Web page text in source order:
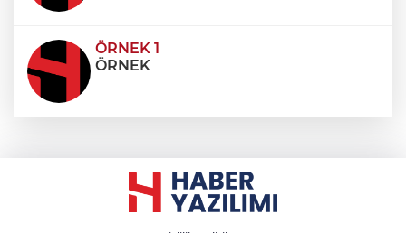
ÖRNEK 1
ÖRNEK